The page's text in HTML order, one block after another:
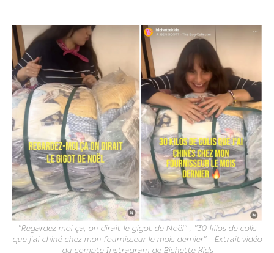
"Regardez-moi ça, on dirait le gigot de Noël" ; "30 kilos de colis
que j'ai chiné chez mon fournisseur le mois dernier" - Extrait vidéo
du compte Instragram de Bichette Kids